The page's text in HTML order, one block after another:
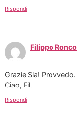
Rispondi
Filippo Ronco
Grazie Sla! Provvedo.
Ciao, Fil.
Rispondi